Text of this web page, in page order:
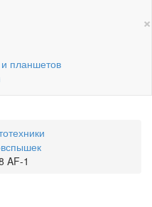
×
планшетов
AF-1